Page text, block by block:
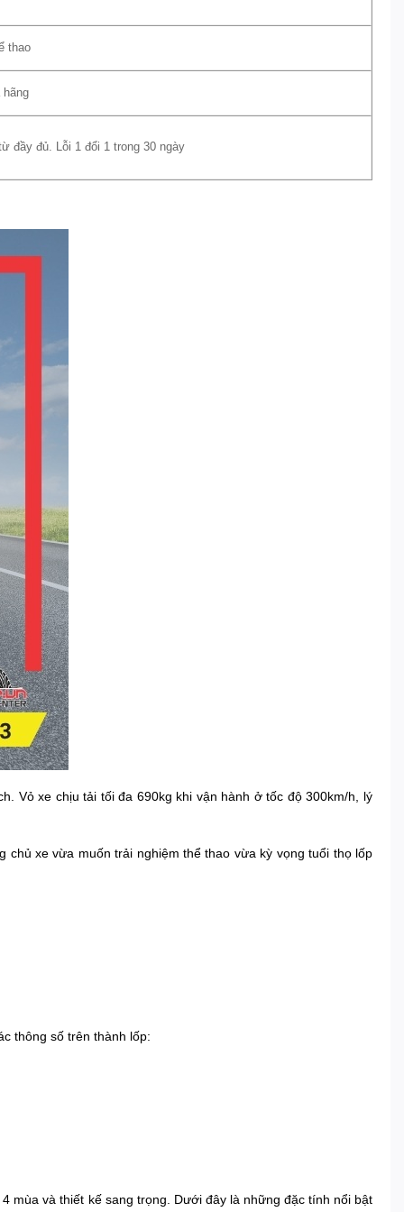
thao
đầy đủ. Lỗi 1 đổi 1 trong 30 ngày
Vỏ xe chịu tải tối đa 690kg khi vận hành ở tốc độ 300km/h, lý
xe vừa muốn trải nghiệm thể thao vừa kỳ vọng tuổi thọ lốp
thông số trên thành lốp:
mùa và thiết kế sang trọng. Dưới đây là những đặc tính nổi bật